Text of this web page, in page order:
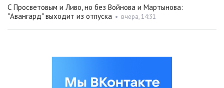
С Просветовым и Ливо, но без Войнова и Мартынова:
"Авангард" выходит из отпуска • вчера, 14:31